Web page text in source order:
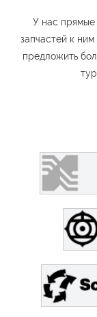
У нас прямые
запчастей к
предложить